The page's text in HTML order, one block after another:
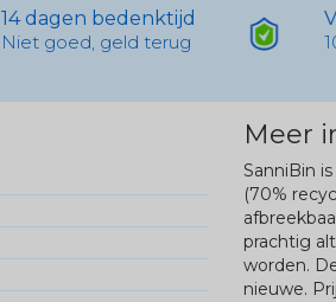
14 dagen bedenktijd
Niet goed, geld terug
Meer
SanniBin
(70%
prachtig
worden.
nieuwe.